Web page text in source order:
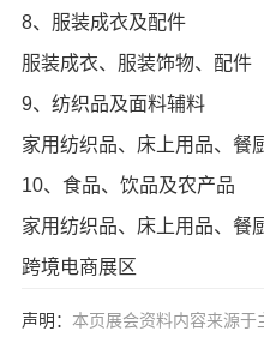
8、服装成衣及配件
服装成衣、服装饰物、配件
9、纺织品及面料辅料
家用纺织品、床上用品、餐
10、食品、饮品及农产品
家用纺织品、床上用品、餐
跨境电商展区
声明： 本页展会资料内容来源